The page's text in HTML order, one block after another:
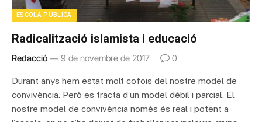
ESCOLA PÚBLICA
Radicalització islamista i educació
Redacció 9 de novembre de 2017 0
Durant anys hem estat molt cofois del nostre model de
convivència. Però es tracta d’un model dèbil i parcial. El
nostre model de convivència només és real i potent a